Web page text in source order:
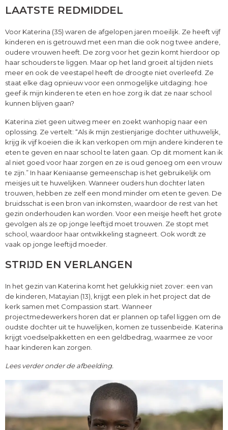
LAATSTE REDMIDDEL
Voor Katerina (35) waren de afgelopen jaren moeilijk. Ze heeft vijf
kinderen en is getrouwd met een man die ook nog twee andere,
oudere vrouwen heeft. De zorg voor het gezin komt hierdoor op
haar schouders te liggen. Maar op het land groeit al tijden niets
meer en ook de veestapel heeft de droogte niet overleefd. Ze
staat elke dag opnieuw voor een onmogelijke uitdaging: hoe
geef ik mijn kinderen te eten en hoe zorg ik dat ze naar school
kunnen blijven gaan?
Katerina ziet geen uitweg meer en zoekt wanhopig naar een
oplossing. Ze vertelt: “Als ik mijn zestienjarige dochter uithuwelijk,
krijg ik vijf koeien die ik kan verkopen om mijn andere kinderen te
eten te geven en naar school te laten gaan. Op dit moment kan ik
al niet goed voor haar zorgen en ze is oud genoeg om een vrouw
te zijn.” In haar Keniaanse gemeenschap is het gebruikelijk om
meisjes uit te huwelijken. Wanneer ouders hun dochter laten
trouwen, hebben ze zelf een mond minder om eten te geven. De
bruidsschat is een bron van inkomsten, waardoor de rest van het
gezin onderhouden kan worden. Voor een meisje heeft het grote
gevolgen als ze op jonge leeftijd moet trouwen. Ze stopt met
school, waardoor haar ontwikkeling stagneert. Ook wordt ze
vaak op jonge leeftijd moeder.
STRIJD EN VERLANGEN
In het gezin van Katerina komt het gelukkig niet zover: een van
de kinderen, Matayian (13), krijgt een plek in het project dat de
kerk samen met Compassion start. Wanneer
projectmedewerkers horen dat er plannen op tafel liggen om de
oudste dochter uit te huwelijken, komen ze tussenbeide. Katerina
krijgt voedselpakketten en een geldbedrag, waarmee ze voor
haar kinderen kan zorgen.
Lees verder onder de afbeelding.